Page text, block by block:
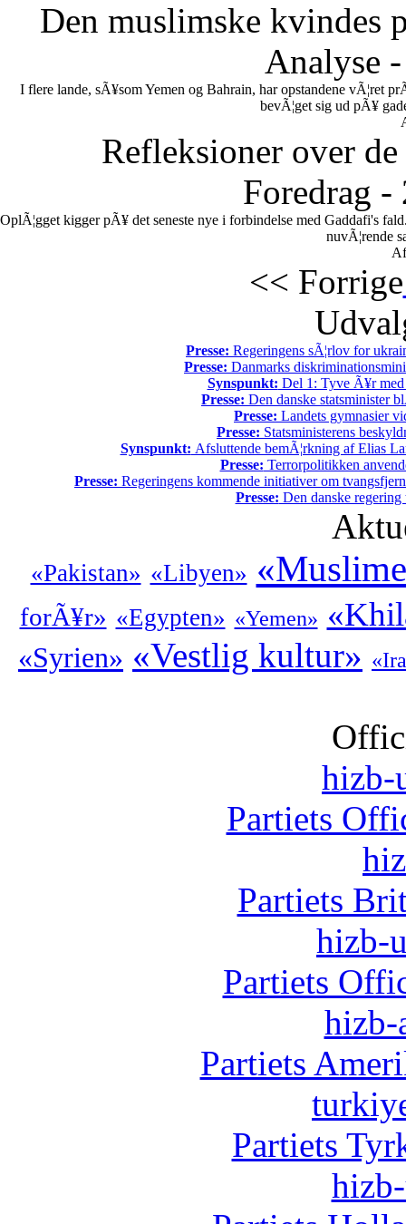
Den muslimske kvindes
Analyse
I flere lande, sÃ¥som Yemen og Bahrain, har opstandene vÃ¦ret
bevÃ¦get sig ud pÃ¥
Refleksioner over
Foredrag -
OplÃ¦gget kigger pÃ¥ det seneste nye i forbindelse med Gaddafi's
nuvÃ¦rende
<< Forrige
Presse: Regeringens sÃ¦rlov for
Presse: Danmarks
Synspunkt: Del 1: Tyve Ã¥r med
Presse: Den danske statsminister
Presse: Landets gymnasier
Presse: Statsministerens
Synspunkt: Afsluttende bemÃ¦rkning af Elias
Presse: Terrorpolitikken
Presse: Regeringens kommende initiativer om
Presse: Den danske
«Pakistan» «Libyen»
forÃ¥r» «Egypten» «Yemen»
«Syrien» «Vestlig kultur»
hizb-
Partiets
Partiets
hizb-
Partiets
hizb-
Partiets
Partiets